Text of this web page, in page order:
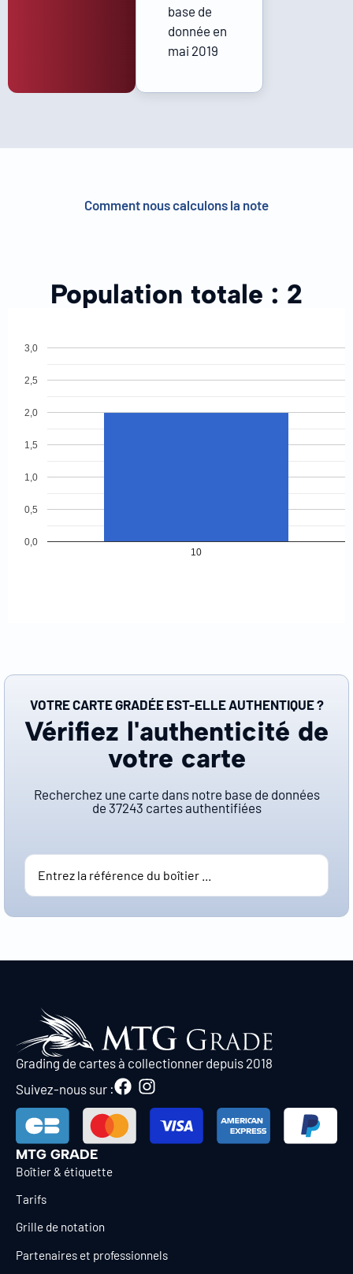
base de
donnée en
mai 2019
Comment nous calculons la note
Population totale : 2
10
0,0
0,5
1,0
1,5
2,0
2,5
3,0
VOTRE CARTE GRADÉE EST-ELLE AUTHENTIQUE ?
Vérifiez l'authenticité de
votre carte
Recherchez une carte dans notre base de données
de 37243 cartes authentifiées
Grading de cartes à collectionner depuis 2018
Suivez-nous sur :
MTG GRADE
Boîtier & étiquette
Tarifs
Grille de notation
Partenaires et professionnels